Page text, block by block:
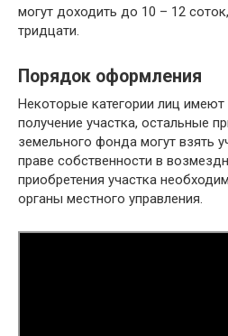
могут доходить до 10 – 12
тридцати.
Порядок оформления
Некоторые категории лиц имеют
получение участка, остальные
земельного фонда могут взять
праве собственности в
приобретения участка
органы местного управления.